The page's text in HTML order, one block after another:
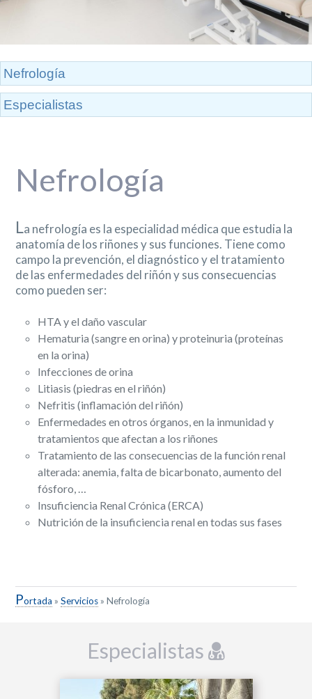
Nefrología
Especialistas
Nefrología
L a nefrología es la especialidad médica que estudia la
anatomía de los riñones y sus funciones. Tiene como
campo la prevención, el diagnóstico y el tratamiento
de las enfermedades del riñón y sus consecuencias
como pueden ser:
HTA y el daño vascular
Hematuria (sangre en orina) y proteinuria (proteínas
en la orina)
Infecciones de orina
Litiasis (piedras en el riñón)
Nefritis (inflamación del riñón)
Enfermedades en otros órganos, en la inmunidad y
tratamientos que afectan a los riñones
Tratamiento de las consecuencias de la función renal
alterada: anemia, falta de bicarbonato, aumento del
fósforo, …
Insuficiencia Renal Crónica (ERCA)
Nutrición de la insuficiencia renal en todas sus fases
Portada »Servicios »Nefrología
Especialistas